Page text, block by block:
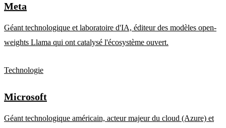
Meta
Géant technologique et laboratoire d'IA, éditeur des modèles open-
weights Llama qui ont catalysé l'écosystème ouvert.
Technologie
Microsoft
Géant technologique américain, acteur majeur du cloud (Azure) et